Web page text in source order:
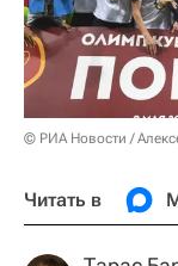
© РИА Новости /
Читать в